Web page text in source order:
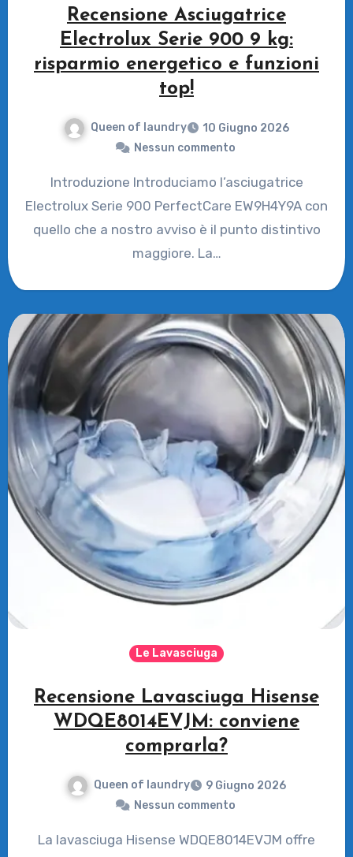
Recensione Asciugatrice
Electrolux Serie 900 9 kg:
risparmio energetico e funzioni
top!
Queen of laundry
10 Giugno 2026
Nessun commento
Introduzione Introduciamo l’asciugatrice
Electrolux Serie 900 PerfectCare EW9H4Y9A con
quello che a nostro avviso è il punto distintivo
maggiore. La…
Le Lavasciuga
Recensione Lavasciuga Hisense
WDQE8014EVJM: conviene
comprarla?
Queen of laundry
9 Giugno 2026
Nessun commento
La lavasciuga Hisense WDQE8014EVJM offre